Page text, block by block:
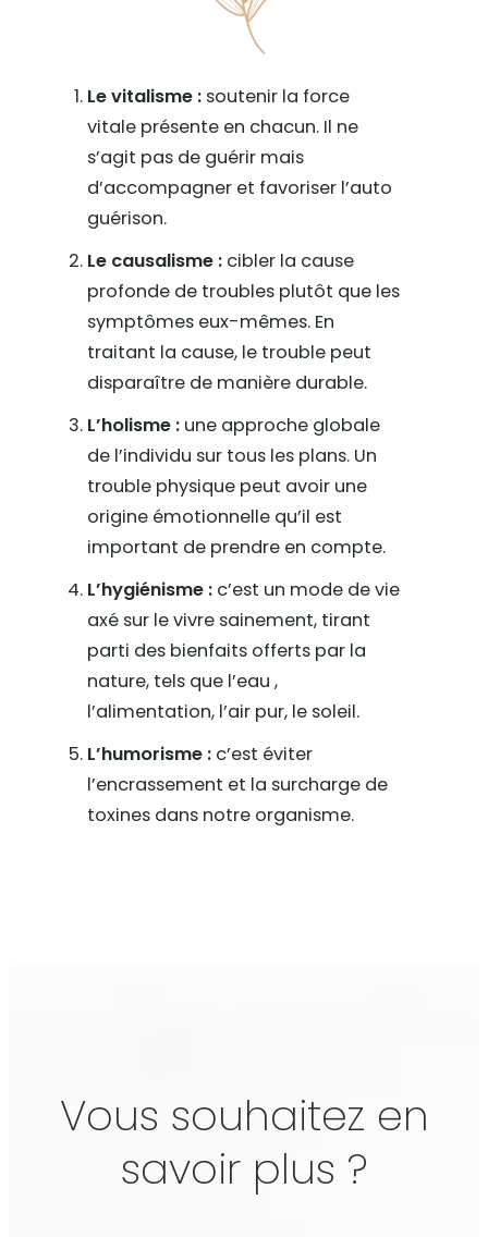
Le vitalisme : soutenir la force
vitale présente en chacun. Il ne
s’agit pas de guérir mais
d’accompagner et favoriser l’auto
guérison.
Le causalisme : cibler la cause
profonde de troubles plutôt que les
symptômes eux-mêmes. En
traitant la cause, le trouble peut
disparaître de manière durable.
L’holisme : une approche globale
de l’individu sur tous les plans. Un
trouble physique peut avoir une
origine émotionnelle qu’il est
important de prendre en compte.
L’hygiénisme : c’est un mode de vie
axé sur le vivre sainement, tirant
parti des bienfaits offerts par la
nature, tels que l’eau ,
l’alimentation, l’air pur, le soleil.
L’humorisme : c’est éviter
l’encrassement et la surcharge de
toxines dans notre organisme.
Vous souhaitez en
savoir plus ?